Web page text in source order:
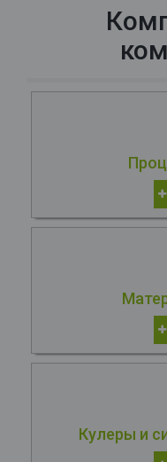
Кулеры и